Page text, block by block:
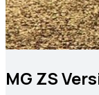
MG ZS